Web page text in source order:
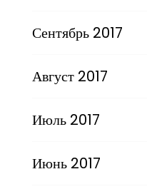
Сентябрь 2017
Август 2017
Июль 2017
Июнь 2017